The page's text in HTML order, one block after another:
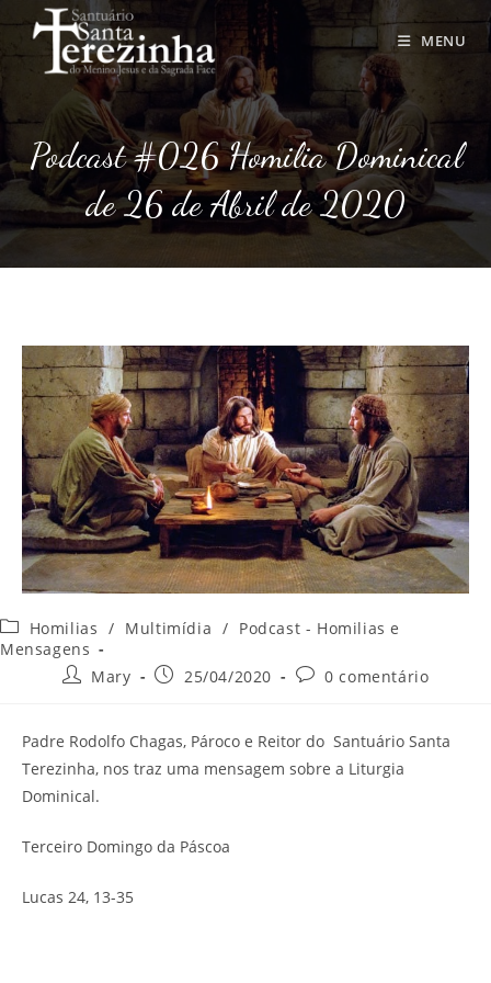
para
conteúdo
MENU
Podcast #026 Homilia Dominical
de 26 de Abril de 2020
Categoria
do
Homilias / Multimídia / Podcast - Homilias e
Mensagens
AutorMary
Post25/04/2020
Comentários
0 comentário
Padre Rodolfo Chagas, Pároco e Reitor do Santuário Santa
Terezinha, nos traz uma mensagem sobre a Liturgia
Dominical.
Terceiro Domingo da Páscoa
Lucas 24, 13-35